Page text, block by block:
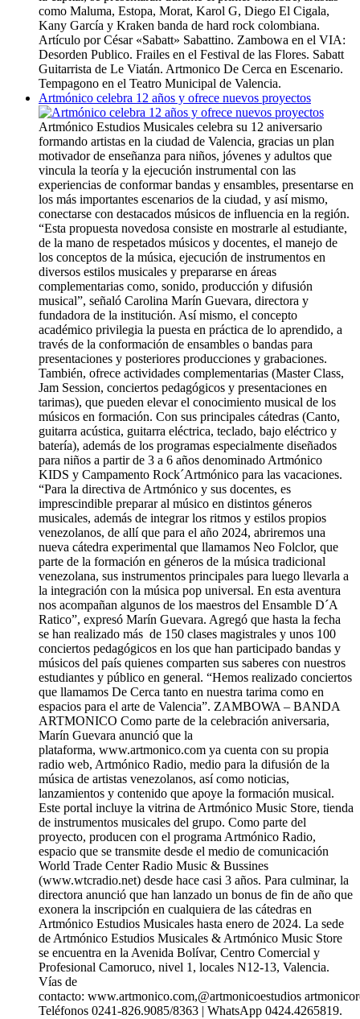
como Maluma, Estopa, Morat, Karol G, Diego El Cigala,
Kany García y Kraken banda de hard rock colombiana.
Artículo por César «Sabatt» Sabattino. Zambowa en el VIA:
Desorden Publico. Frailes en el Festival de las Flores. Sabatt
Guitarrista de Le Viatán. Artmonico De Cerca en Escenario.
Tempagono en el Teatro Municipal de Valencia.
Artmónico celebra 12 años y ofrece nuevos proyectos
Artmónico Estudios Musicales celebra su 12 aniversario
formando artistas en la ciudad de Valencia, gracias un plan
motivador de enseñanza para niños, jóvenes y adultos que
vincula la teoría y la ejecución instrumental con las
experiencias de conformar bandas y ensambles, presentarse en
los más importantes escenarios de la ciudad, y así mismo,
conectarse con destacados músicos de influencia en la región.
“Esta propuesta novedosa consiste en mostrarle al estudiante,
de la mano de respetados músicos y docentes, el manejo de
los conceptos de la música, ejecución de instrumentos en
diversos estilos musicales y prepararse en áreas
complementarias como, sonido, producción y difusión
musical”, señaló Carolina Marín Guevara, directora y
fundadora de la institución. Así mismo, el concepto
académico privilegia la puesta en práctica de lo aprendido, a
través de la conformación de ensambles o bandas para
presentaciones y posteriores producciones y grabaciones.
También, ofrece actividades complementarias (Master Class,
Jam Session, conciertos pedagógicos y presentaciones en
tarimas), que pueden elevar el conocimiento musical de los
músicos en formación. Con sus principales cátedras (Canto,
guitarra acústica, guitarra eléctrica, teclado, bajo eléctrico y
batería), además de los programas especialmente diseñados
para niños a partir de 3 a 6 años denominado Artmónico
KIDS y Campamento Rock´Artmónico para las vacaciones.
“Para la directiva de Artmónico y sus docentes, es
imprescindible preparar al músico en distintos géneros
musicales, además de integrar los ritmos y estilos propios
venezolanos, de allí que para el año 2024, abriremos una
nueva cátedra experimental que llamamos Neo Folclor, que
parte de la formación en géneros de la música tradicional
venezolana, sus instrumentos principales para luego llevarla a
la integración con la música pop universal. En esta aventura
nos acompañan algunos de los maestros del Ensamble D´A
Ratico”, expresó Marín Guevara. Agregó que hasta la fecha
se han realizado más de 150 clases magistrales y unos 100
conciertos pedagógicos en los que han participado bandas y
músicos del país quienes comparten sus saberes con nuestros
estudiantes y público en general. “Hemos realizado conciertos
que llamamos De Cerca tanto en nuestra tarima como en
espacios para el arte de Valencia”. ZAMBOWA – BANDA
ARTMONICO Como parte de la celebración aniversaria,
Marín Guevara anunció que la
plataforma, www.artmonico.com ya cuenta con su propia
radio web, Artmónico Radio, medio para la difusión de la
música de artistas venezolanos, así como noticias,
lanzamientos y contenido que apoye la formación musical.
Este portal incluye la vitrina de Artmónico Music Store, tienda
de instrumentos musicales del grupo. Como parte del
proyecto, producen con el programa Artmónico Radio,
espacio que se transmite desde el medio de comunicación
World Trade Center Radio Music & Bussines
(www.wtcradio.net) desde hace casi 3 años. Para culminar, la
directora anunció que han lanzado un bonus de fin de año que
exonera la inscripción en cualquiera de las cátedras en
Artmónico Estudios Musicales hasta enero de 2024. La sede
de Artmónico Estudios Musicales & Artmónico Music Store
se encuentra en la Avenida Bolívar, Centro Comercial y
Profesional Camoruco, nivel 1, locales N12-13, Valencia.
Vías de
contacto: www.artmonico.com,@artmonicoestudios
Teléfonos 0241-826.9085/8363 | WhatsApp 0424.4265819.